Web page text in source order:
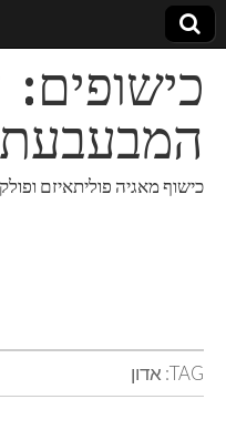
המבעבעת
כישוף מאגיה פוליתאיזם
TAG: אדון